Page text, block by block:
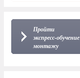
Пройти
экспресс-обучение
монтажу